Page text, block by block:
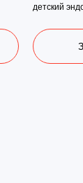
детский